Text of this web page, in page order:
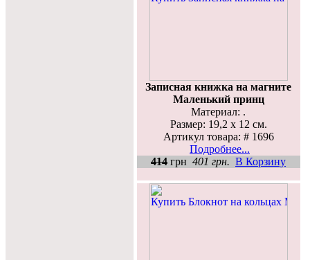
Записная книжка на магните
Маленький принц
Материал: .
Размер: 19,2 х 12 см.
Артикул товара: # 1696
Подробнее...
414 грн 401 грн. В Корзину